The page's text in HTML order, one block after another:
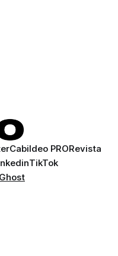
Cabildeo PRORevista
TikTok
Ghost